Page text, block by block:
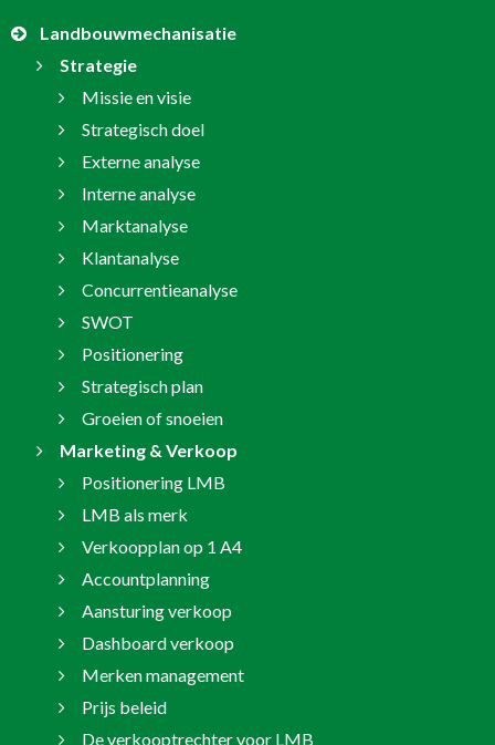
Landbouwmechanisatie
Strategie
Missie en visie
Strategisch doel
Externe analyse
Interne analyse
Marktanalyse
Klantanalyse
Concurrentieanalyse
SWOT
Positionering
Strategisch plan
Groeien of snoeien
Marketing & Verkoop
Positionering LMB
LMB als merk
Verkoopplan op 1 A4
Accountplanning
Aansturing verkoop
Dashboard verkoop
Merken management
Prijs beleid
De verkooptrechter voor LMB